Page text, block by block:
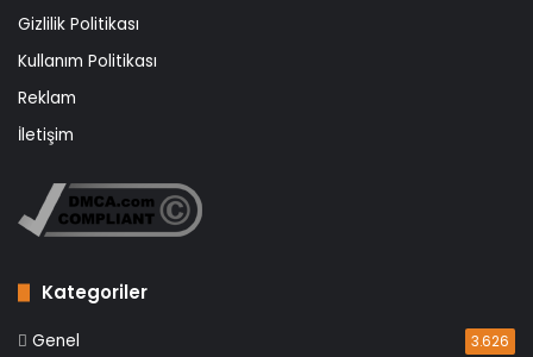
Gizlilik Politikası
Kullanım Politikası
Reklam
İletişim
Kategoriler
Genel 3.626